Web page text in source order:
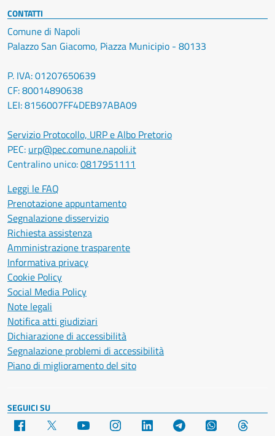
CONTATTI
Comune di Napoli
Palazzo San Giacomo, Piazza Municipio - 80133
P. IVA: 01207650639
CF: 80014890638
LEI: 8156007FF4DEB97ABA09
Servizio Protocollo, URP e Albo Pretorio
PEC: urp@pec.comune.napoli.it
Centralino unico:0817951111
Leggi le FAQ
Prenotazione appuntamento
Segnalazione disservizio
Richiesta assistenza
Amministrazione trasparente
Informativa privacy
Cookie Policy
Social Media Policy
Note legali
Notifica atti giudiziari
Dichiarazione di accessibilità
Segnalazione problemi di accessibilità
Piano di miglioramento del sito
SEGUICI SU
Facebook YouTube Instagram LinkedIn Telegram WhatsApp